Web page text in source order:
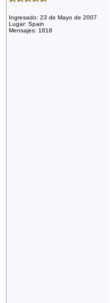
Ingresado: 23 de Mayo de 2007
Lugar: Spain
Mensajes: 1818